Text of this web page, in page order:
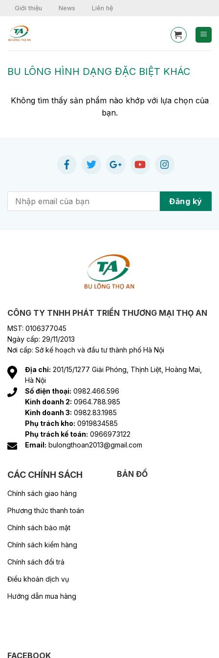
Skip
content
Giới thiệu News Liên hệ
BU LÔNG HÌNH DẠNG ĐẶC BIỆT KHÁC
Không tìm thấy sản phẩm nào khớp với lựa chọn của
bạn.
CÔNG TY TNHH PHÁT TRIỂN THƯƠNG MẠI THỌ AN
MST: 0106377045
Ngày cấp: 29/11/2013
Nơi cấp: Sở kế hoạch và đầu tư thành phố Hà Nội
Địa chỉ: 201/15/1277 Giải Phóng, Thịnh Liệt, Hoàng Mai,
Hà Nội
Số điện thoại: 0982.466.596
Kinh doanh 2: 0964.788.985
Kinh doanh 3: 0982.83.1985
Phụ trách kho: 0919834585
Phụ trách kế toán: 0966973122
Email: bulongthoan2013@gmail.com
CÁC CHÍNH SÁCH
Chính sách giao hàng
Phương thức thanh toán
Chính sách bảo mật
Chính sách kiểm hàng
Chính sách đổi trả
Điều khoản dịch vụ
Hướng dẫn mua hàng
BẢN ĐỒ
FACEBOOK